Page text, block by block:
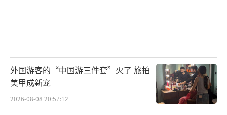
外国游客的“中国游三件套”火了 旅拍
美甲成新宠
2026-08-08 20:57:12